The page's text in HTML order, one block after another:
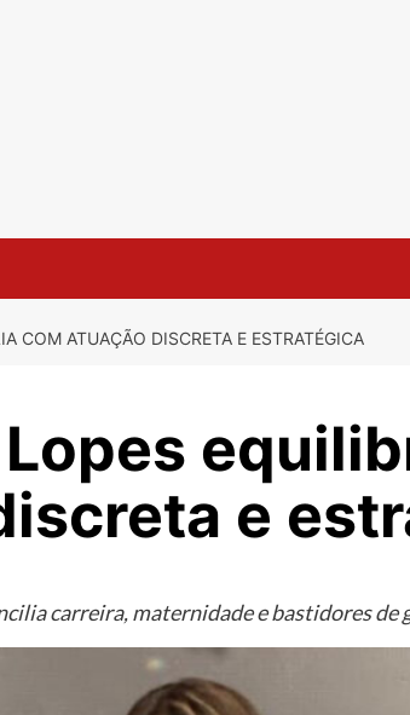
COM ATUAÇÃO DISCRETA E ESTRATÉGICA
e
carreira, maternidade e bastidores de